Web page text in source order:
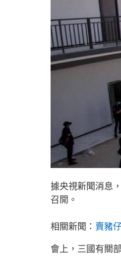
據央視新聞消息
召開。
相關新聞： 賣豬
會上，三國有關